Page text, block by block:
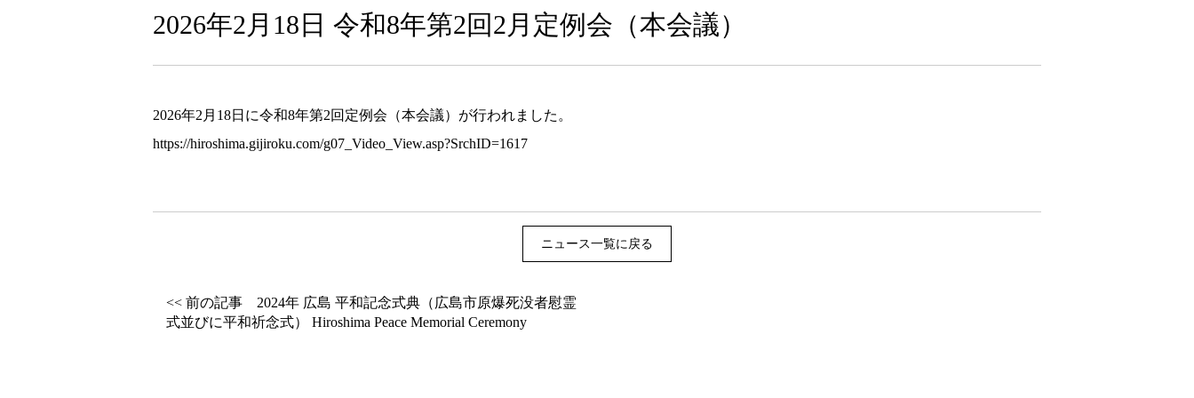
2026年2月18日 令和8年第2回2月定例会（本会議）
2026年2月18日に令和8年第2回定例会（本会議）が行われました。
https://hiroshima.gijiroku.com/g07_Video_View.asp?SrchID=1617
ニュース一覧に戻る
<< 前の記事 2024年 広島 平和記念式典（広島市原爆死没者慰霊
式並びに平和祈念式） Hiroshima Peace Memorial Ceremony